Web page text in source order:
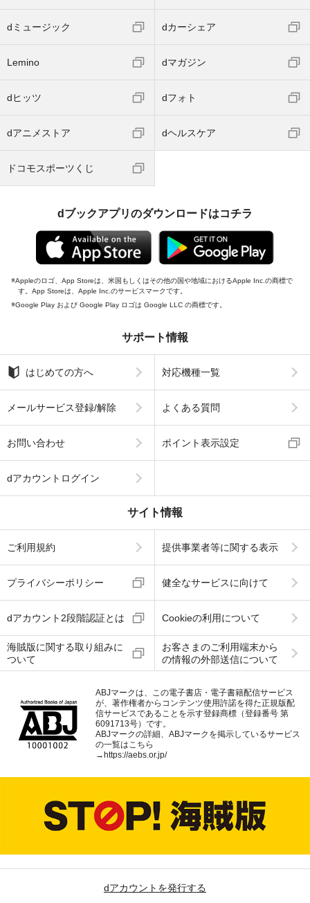
dミュージック dカーシェア
Lemino dマガジン
dヒッツ dフォト
dアニメストア dヘルスケア
ドコモスポーツくじ
dブックアプリのダウンロードはコチラ
Appleのロゴ、App Storeは、米国もしくはその他の国や地域におけるApple Inc.の商標で
す。App Storeは、Apple Inc.のサービスマークです。
Google Play および Google Play ロゴは Google LLC の商標です。
サポート情報
はじめての方へ 対応機種一覧
メールサービス登録/解除 よくある質問
お問い合わせ ポイント表示設定
dアカウントログイン
サイト情報
ご利用規約 提供事業者等に関する表示
プライバシーポリシー 健全なサービスに向けて
dアカウント2段階認証とは Cookieの利用について
海賊版に関する取り組みに
ついて
お客さまのご利用端末から
の情報の外部送信について
ABJマークは、この電子書店・電子書籍配信サービス
が、著作権者からコンテンツ使用許諾を得た正規版配
信サービスであることを示す登録商標（登録番号 第
6091713号）です。
ABJマークの詳細、ABJマークを掲示しているサービス
の一覧はこちら
→ https://aebs.or.jp/
dアカウントを発行する